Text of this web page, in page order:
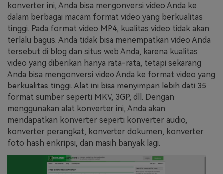
konverter ini, Anda bisa mengonversi video Anda ke
dalam berbagai macam format video yang berkualitas
tinggi. Pada format video MP4, kualitas video tidak akan
terlalu bagus. Anda tidak bisa menempatkan video Anda
tersebut di blog dan situs web Anda, karena kualitas
video yang diberikan hanya rata-rata, tetapi sekarang
Anda bisa mengonversi video Anda ke format video yang
berkualitas tinggi. Alat ini bisa menyimpan lebih dati 35
format sumber seperti MKV, 3GP, dll. Dengan
menggunakan alat konverter ini, Anda akan
mendapatkan konverter seperti konverter audio,
konverter perangkat, konverter dokumen, konverter
foto hash enkripsi, dan masih banyak lagi.